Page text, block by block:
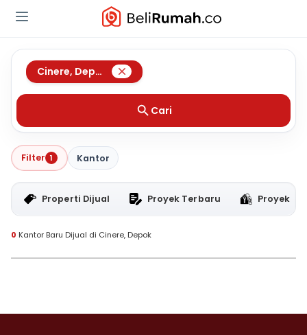
Cinere, Depok
Cari
Filter 1 Kantor
Properti Dijual Proyek Terbaru Proyek
0 Kantor Baru Dijual di Cinere, Depok